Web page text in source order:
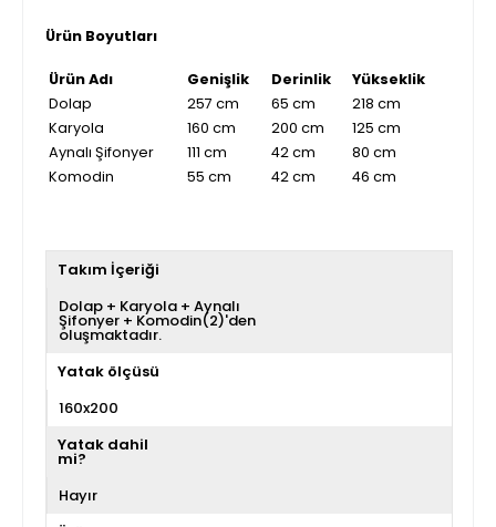
Ürün Boyutları
Ürün Adı Genişlik Derinlik
Yükseklik
Dolap
257 cm 65 cm
218 cm
Karyola
160 cm 200 cm
125 cm
Aynalı Şifonyer
111 cm 42 cm
80 cm
Komodin
55 cm 42 cm 46 cm
Takım İçeriği
Dolap + Karyola + Aynalı
Şifonyer + Komodin(2)'den
oluşmaktadır.
Yatak ölçüsü
160x200
Yatak dahil
mi?
Hayır